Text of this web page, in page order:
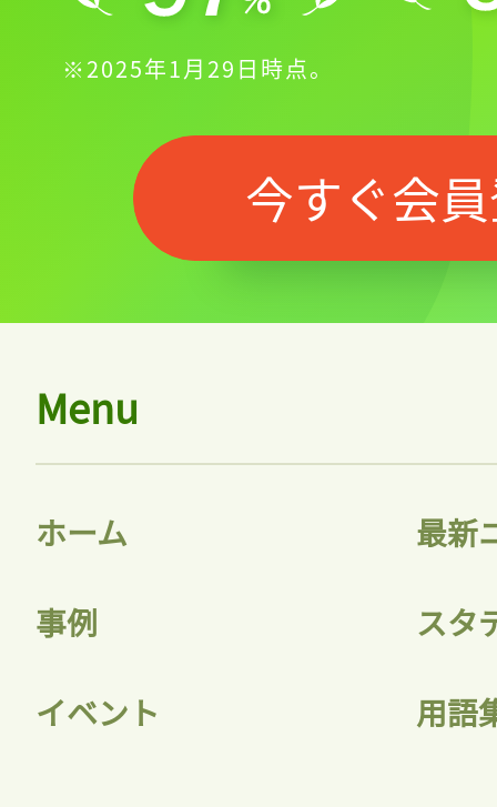
※2025年1月29日時点。
今すぐ会
Menu
ホーム 最新
事例 スタ
イベント 用語